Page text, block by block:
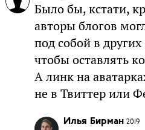
Было бы, кстати,
авторы блогов
под собой в
чтобы оставлять
А линк на
не в Твиттер или
Илья Бирман 2019